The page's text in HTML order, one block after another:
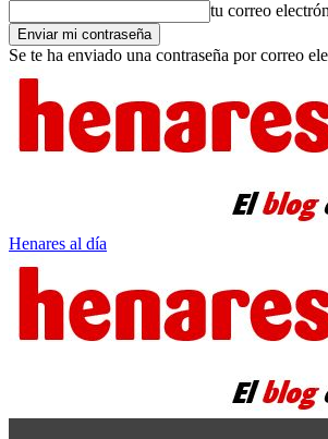
tu correo
Se te ha enviado una contraseña por correo
Henares al día